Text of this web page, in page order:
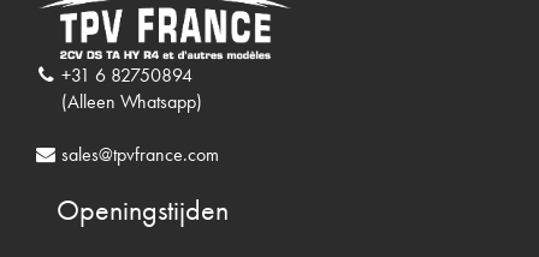
+31 6 82750894
(Alleen Whatsapp)
sales@tpvfrance.com
Openingstijden